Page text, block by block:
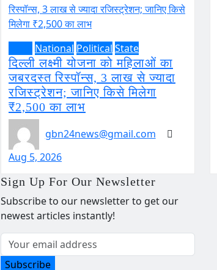
National Political State
दिल्ली लक्ष्मी योजना को महिलाओं का
जबरदस्त रिस्पॉन्स, 3 लाख से ज्यादा
रजिस्ट्रेशन; जानिए किसे मिलेगा
₹2,500 का लाभ
gbn24news@gmail.com
Aug 5, 2026
Sign Up For Our Newsletter
Subscribe to our newsletter to get our
newest articles instantly!
Subscribe